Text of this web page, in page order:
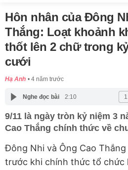
Hôn nhân của Đông
Thắng: Loạt khoảnh
thốt lên 2 chữ trong
cưới
Hạ Anh 4 năm trước
Nghe đọc bài 2:10
9/11 là ngày tròn kỷ niệm 3
Cao Thắng chính thức về
Đông Nhi và Ông Cao
trước khi chính thức tổ chức